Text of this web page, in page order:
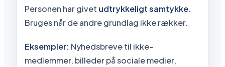
Personen har givet udtrykkeligt samtykke.
Bruges når de andre grundlag ikke rækker.
Eksempler: Nyhedsbreve til ikke-
medlemmer, billeder på sociale medier,